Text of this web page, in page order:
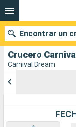
Carnival Dream
Encontrar un